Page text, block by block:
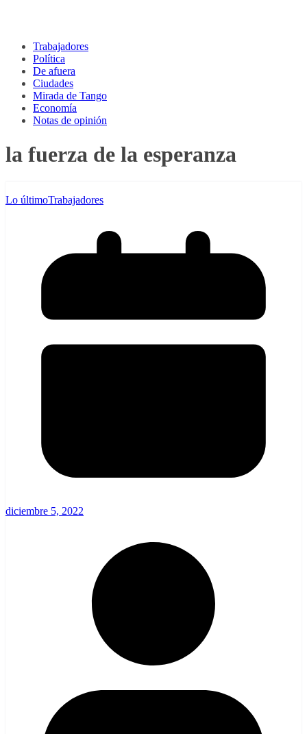
Trabajadores
Política
De afuera
Ciudades
Mirada de Tango
Economía
Notas de opinión
la fuerza de la esperanza
Lo últimoTrabajadores
diciembre 5, 2022